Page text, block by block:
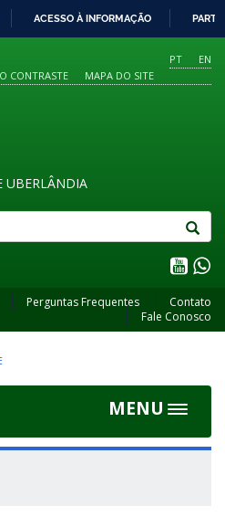
O
CONTEÚDO
ACESSO À INFORMAÇÃO
PT
EN
CONTRASTE MAPA DO SITE
UBERLÂNDIA
Perguntas Frequentes
Contato
Fale Conosco
MENU
Toggle